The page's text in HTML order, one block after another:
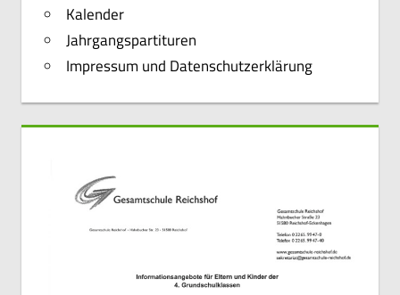
Kalender
Jahrgangspartituren
Impressum und Datenschutzerklärung